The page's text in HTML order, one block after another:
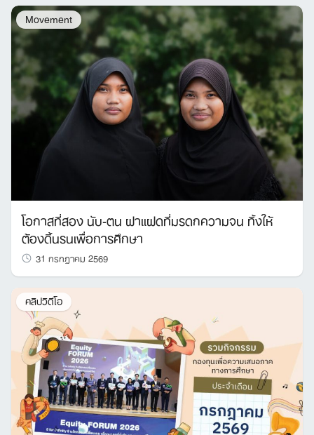
Movement
โอกาสที่สอง นับ-ตน ฝาแฝดที่มรดกความจน ทิ้งให้
ต้องดิ้นรนเพื่อการศึกษา
31 กรกฎาคม 2569
คลิปวิดีโอ